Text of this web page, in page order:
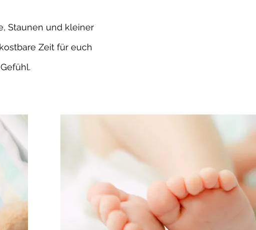
Staunen und kleiner
Zeit für euch